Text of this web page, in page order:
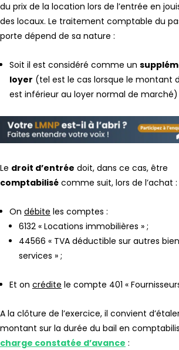
du prix de la location lors de l’entrée en
des locaux. Le traitement comptable du
porte dépend de sa nature :
Soit il est considéré comme un
loyer (tel est le cas lorsque le montant
est inférieur au loyer normal de marché)
Le droit d’entrée doit, dans ce cas, être
comptabilisé comme suit, lors de l’achat :
On débite les comptes :
6132 « Locations immobilières » ;
44566 « TVA déductible sur autres
services » ;
Et on crédite le compte 401 «
A la clôture de l’exercice, il convient
montant sur la durée du bail en
charge constatée d’avance :